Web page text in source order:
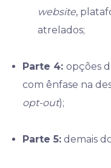
website,
atrelados;
Parte 4: opções
com ênfase na
opt-out);
Parte 5: demais